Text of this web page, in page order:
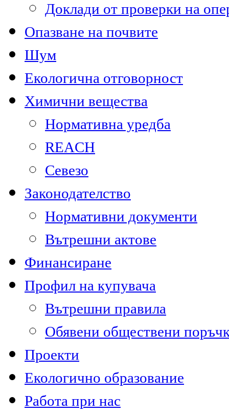
Доклади от проверки на
Опазване на почвите
Шум
Екологична отговорност
Химични вещества
Нормативна уредба
REACH
Севезо
Законодателство
Нормативни документи
Вътрешни актове
Финансиране
Профил на купувача
Вътрешни правила
Обявени обществени
Проекти
Екологично образование
Работа при нас